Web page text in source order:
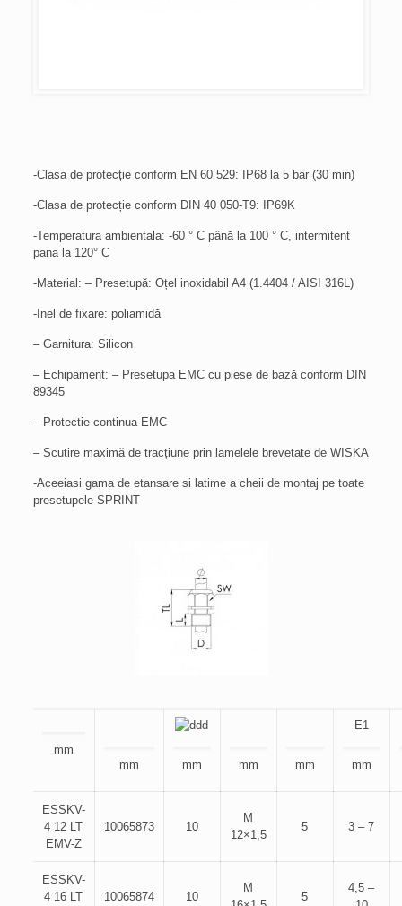
-Clasa de protecție conform EN 60 529: IP68 la 5 bar (30 min)
-Clasa de protecție conform DIN 40 050-T9: IP69K
-Temperatura ambientala: -60 ° C până la 100 ° C, intermitent
pana la 120° C
-Material: – Presetupă: Oțel inoxidabil A4 (1.4404 / AISI 316L)
-Inel de fixare: poliamidă
– Garnitura: Silicon
– Echipament: – Presetupa EMC cu piese de bază conform DIN
89345
– Protectie continua EMC
– Scutire maximă de tracțiune prin lamelele brevetate de WISKA
-Aceeiasi gama de etansare si latime a cheii de montaj pe toate
presetupele SPRINT
mm
mm
mm mm mm
E1
mm
ESSKV-
4 12 LT
EMV-Z
10065873 10
M
12×1,5
5 3 – 7
ESSKV-
4 16 LT
10065874 10
M
5
4,5 –